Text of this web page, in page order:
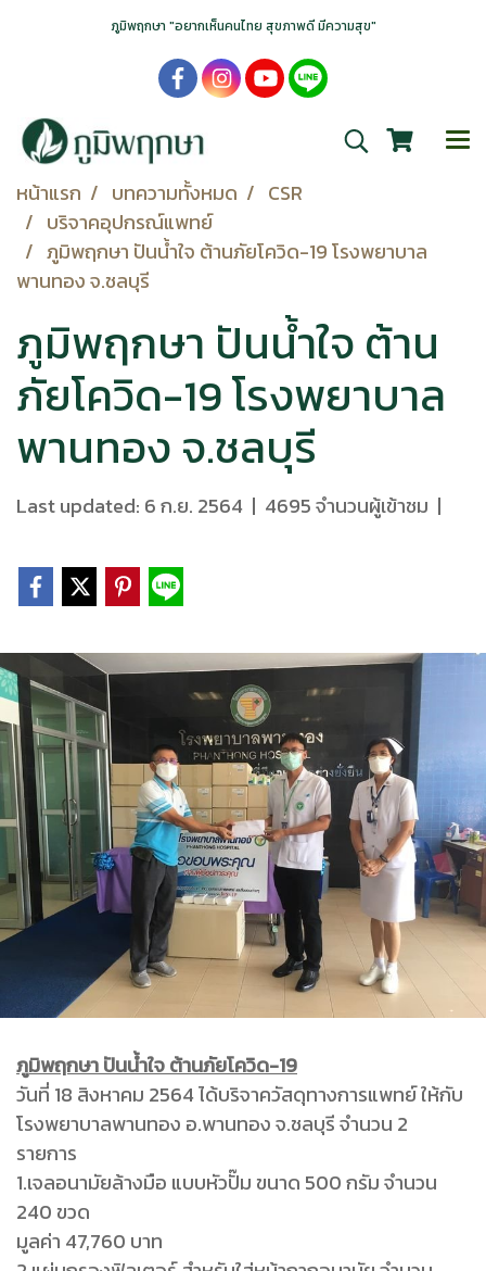
ภูมิพฤกษา "อยากเห็นคนไทย สุขภาพดี มีความสุข"
หน้าแรก บทความทั้งหมด
CSR
บริจาคอุปกรณ์แพทย์
ภูมิพฤกษา ปันน้ำใจ ต้านภัยโควิด-19 โรงพยาบาล
พานทอง จ.ชลบุรี
ภูมิพฤกษา ปันน้ำใจ ต้าน
ภัยโควิด-19 โรงพยาบาล
พานทอง จ.ชลบุรี
Last updated: 6 ก.ย. 2564 | 4695 จำนวนผู้เข้าชม |
ภูมิพฤกษา ปันน้ำใจ ต้านภัยโควิด-19
วันที่ 18 สิงหาคม 2564 ได้บริจาควัสดุทางการแพทย์ ให้กับ
โรงพยาบาลพานทอง อ.พานทอง จ.ชลบุรี จำนวน 2
รายการ
1.เจลอนามัยล้างมือ แบบหัวปั๊ม ขนาด 500 กรัม จำนวน
240 ขวด
มูลค่า 47,760 บาท